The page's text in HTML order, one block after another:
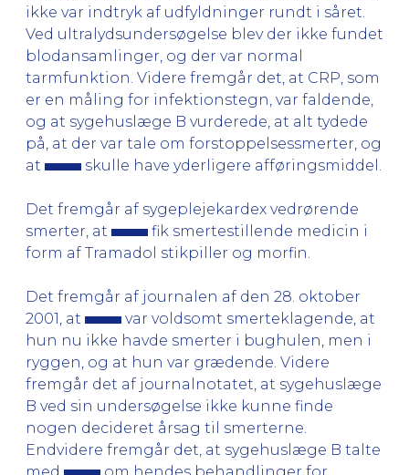
ikke var indtryk af udfyldninger rundt i såret.
Ved ultralydsundersøgelse blev der ikke fundet
blodansamlinger, og der var normal
tarmfunktion. Videre fremgår det, at CRP, som
er en måling for infektionstegn, var faldende,
og at sygehuslæge B vurderede, at alt tydede
på, at der var tale om forstoppelsessmerter, og
at
skulle have yderligere afføringsmiddel.
Det fremgår af sygeplejekardex vedrørende
smerter, at
fik smertestillende medicin i
form af Tramadol stikpiller og morfin.
Det fremgår af journalen af den 28. oktober
2001, at
var voldsomt smerteklagende, at
hun nu ikke havde smerter i bughulen, men i
ryggen, og at hun var grædende. Videre
fremgår det af journalnotatet, at sygehuslæge
B ved sin undersøgelse ikke kunne finde
nogen decideret årsag til smerterne.
Endvidere fremgår det, at sygehuslæge B talte
med
om hendes behandlinger for